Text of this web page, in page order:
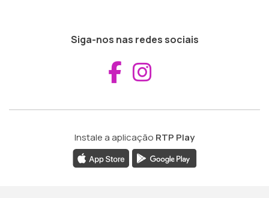
Siga-nos nas redes sociais
Aceder ao
Instale a aplicação RTP Play